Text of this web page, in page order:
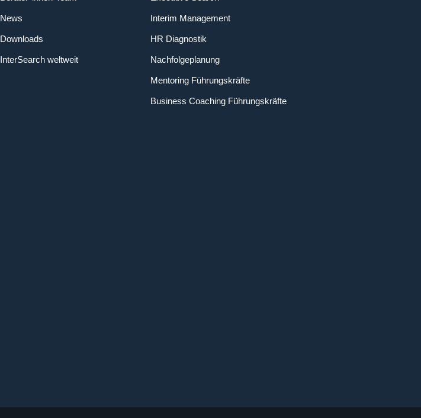
News
Downloads
InterSearch weltweit
Interim Management
HR Diagnostik
Nachfolgeplanung
Mentoring Führungskräfte
Business Coaching Führungskräfte